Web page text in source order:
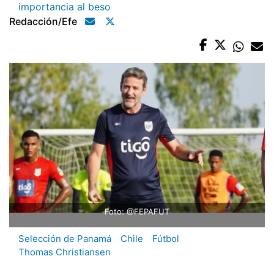
importancia al beso
Redacción/efe
Foto: @FEPAFUT
Selección de Panamá Chile
Fútbol
Thomas Christiansen